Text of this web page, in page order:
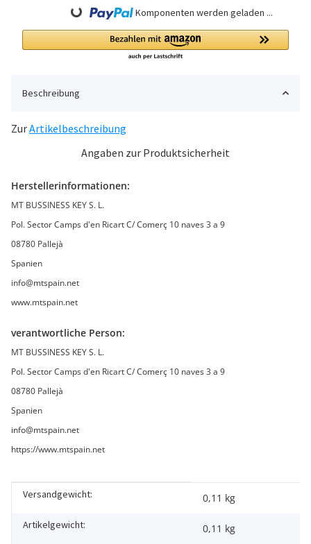
Loading... Komponenten werden geladen ...
Beschreibung
ZurArtikelbeschreibung
Angaben zur Produktsicherheit
Herstellerinformationen:
MT BUSSINESS KEY S. L.
Pol. Sector Camps d'en Ricart C/ Comerç 10 naves 3 a 9
08780 Pallejà
Spanien
info@mtspain.net
www.mtspain.net
verantwortliche Person:
MT BUSSINESS KEY S. L.
Pol. Sector Camps d'en Ricart C/ Comerç 10 naves 3 a 9
08780 Pallejà
Spanien
info@mtspain.net
https://www.mtspain.net
Produkteigenschaft
Wert
Versandgewicht: 0,11 kg
Artikelgewicht: 0,11 kg